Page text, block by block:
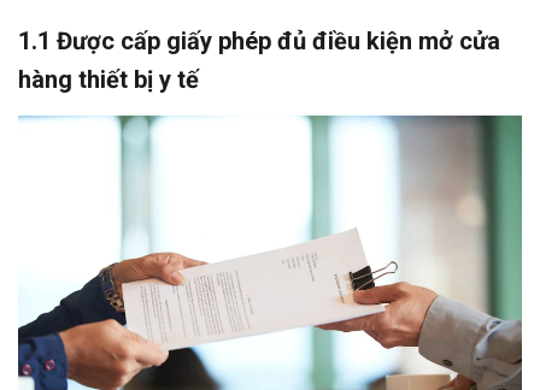
1.1 Được cấp giấy phép đủ điều kiện mở cửa
hàng thiết bị y tế